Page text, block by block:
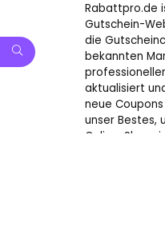
Rabattpro.de
Gutschein-
die
bekannten
aktualisiert
neue
unser Bestes,
Online-